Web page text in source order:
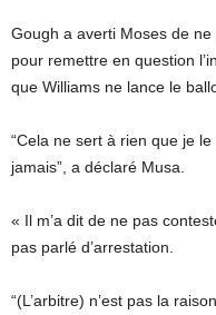
Gough a averti Moses de
pour remettre en question
que Williams ne lance le
“Cela ne sert à rien que je
jamais”, a déclaré Musa.
« Il m’a dit de ne pas
pas parlé d’arrestation.
“(L’arbitre) n’est pas la